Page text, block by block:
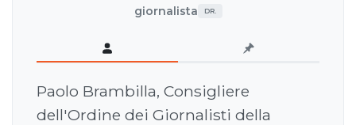
giornalista DR.
Paolo Brambilla, Consigliere
dell'Ordine dei Giornalisti della